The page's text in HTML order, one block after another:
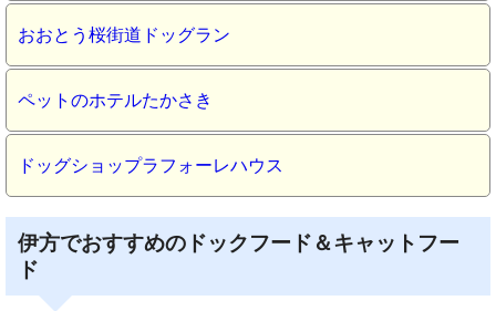
おおとう桜街道ドッグラン
ペットのホテルたかさき
ドッグショップラフォーレハウス
伊方でおすすめのドックフード＆キャットフー
ド